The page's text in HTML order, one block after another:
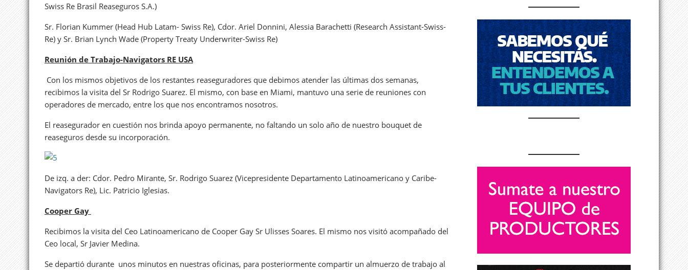
Swiss Re Brasil Reaseguros S.A.)
Sr. Florian Kummer (Head Hub Latam- Swiss Re), Cdor. Ariel Donnini, Alessia Barachetti (Research Assistant-Swiss-
Re) y Sr. Brian Lynch Wade (Property Treaty Underwriter-Swiss Re)
Reunión de Trabajo-Navigators RE USA
Con los mismos objetivos de los restantes reaseguradores que debimos atender las últimas dos semanas,
recibimos la visita del Sr Rodrigo Suarez. El mismo, con base en Miami, mantuvo una serie de reuniones con
operadores de mercado, entre los que nos encontramos nosotros.
El reasegurador en cuestión nos brinda apoyo permanente, no faltando un solo año de nuestro bouquet de
reaseguros desde su incorporación.
De izq. a der: Cdor. Pedro Mirante, Sr. Rodrigo Suarez (Vicepresidente Departamento Latinoamericano y Caribe-
Navigators Re), Lic. Patricio Iglesias.
Cooper Gay
Recibimos la visita del Ceo Latinoamericano de Cooper Gay Sr Ulisses Soares. El mismo nos visitó acompañado del
Ceo local, Sr Javier Medina.
Se departió durante unos minutos en nuestras oficinas, para posteriormente compartir un almuerzo de trabajo al